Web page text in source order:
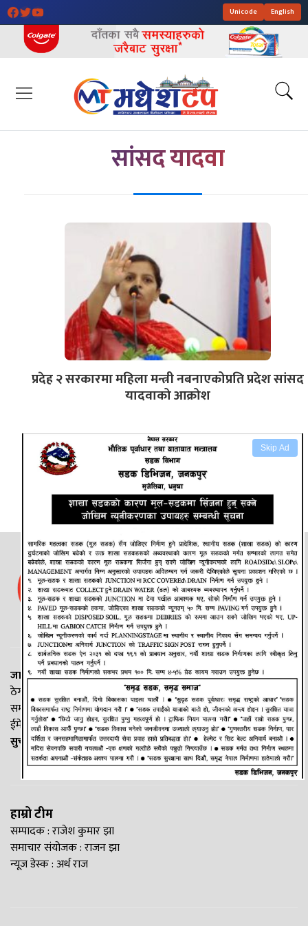
Skip Ad
Unicode English
सांसद यादवा
प्रदेह २ सरकारमा महिला मन्त्री नबनाएकोप्रति प्रदेश सांसद
यादवाको आक्रोश
जानकी न्यूज नेटवर्क
ठेगाना: लक्ष्मीनियाँ -७, मधेश प्रदेश
सम्पर्क नं. : +977-9844100829
ईमेल:Madheshtopnews@gmail.com
सुचना विभाग दर्ता नं. २५४०/२०७७/७८
हाम्रो टीम
सम्पादक : राजेश कुमार झा
समाचार संयोजक : राजन झा
न्यूज डेस्क : अर्थ राज